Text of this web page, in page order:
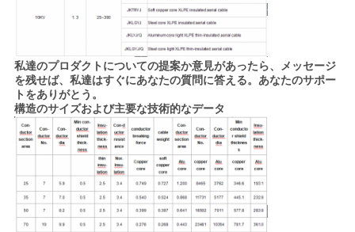
引
用
を
要
私達のプロダクトについての提案か意見があったら、メッセージ
を残せば、私達はすぐにあなたの質問に答える。あなたのサポー
トをありがとう。
構造のサイズおよび主要な技術的なデータ